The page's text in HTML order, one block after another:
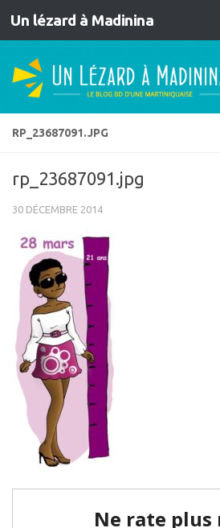
Skip to content
Un lézard à Madinina
RP_23687091.JPG
rp_23687091.jpg
30 DÉCEMBRE 2014